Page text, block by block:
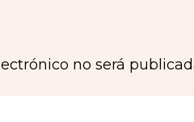
no será